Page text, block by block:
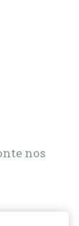
nos